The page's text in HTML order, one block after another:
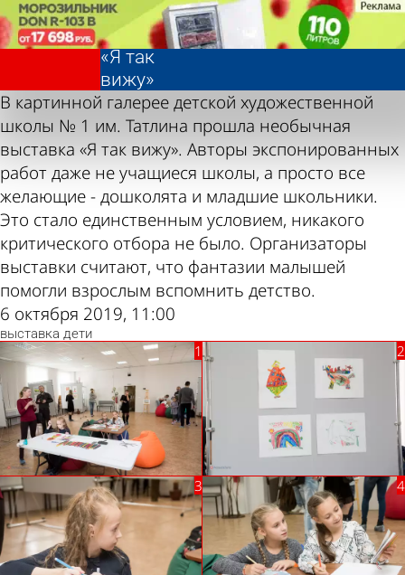
Открытие
выставки
«Я так
вижу»
Фотолента,
«Культура»
В картинной галерее детской художественной
школы № 1 им. Татлина прошла необычная
выставка «Я так вижу». Авторы экспонированных
работ даже не учащиеся школы, а просто все
желающие - дошколята и младшие школьники.
Это стало единственным условием, никакого
критического отбора не было. Организаторы
выставки считают, что фантазии малышей
помогли взрослым вспомнить детство.
6 октября 2019, 11:00
выставка дети
Открытие
выставки
«Я так
вижу»
Фотолента,
«Культура»